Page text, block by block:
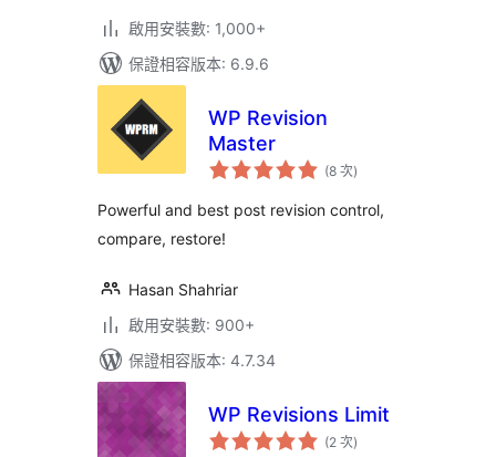
啟用安裝數: 1,000+
保證相容版本: 6.9.6
WP Revision
Master
(8 次評
分
數
)
Powerful and best post revision control,
compare, restore!
Hasan Shahriar
啟用安裝數: 900+
保證相容版本: 4.7.34
WP Revisions Limit
(2 次評
分)